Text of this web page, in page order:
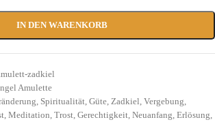
IN DEN WARENKORB
zadkiel
Amulette
, Spiritualität, Güte, Zadkiel, Vergebung,
, Meditation, Trost, Gerechtigkeit, Neuanfang, Erlösung,